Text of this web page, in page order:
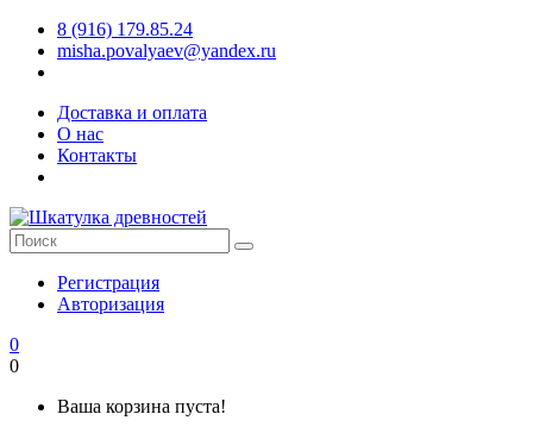
8 (916) 179.85.24
misha.povalyaev@yandex.ru
Доставка и оплата
О нас
Контакты
Регистрация
Авторизация
0
0
Ваша корзина пуста!